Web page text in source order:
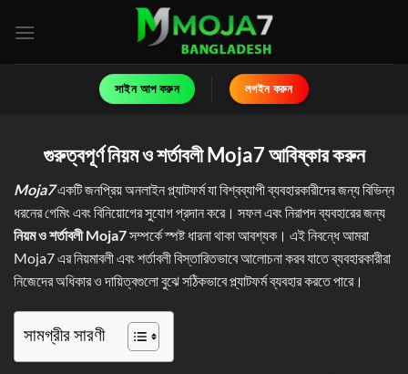
সাইন আপ করুন লগইন করুন
গুরুত্বপূর্ণ নিয়ম ও শর্তাবলী Moja7আবিষ্কার করুন
Moja7একটি জনপ্রিয় অনলাইন প্ল্যাটফর্ম যা বিশ্বব্যাপী ব্যবহারকারীদের জন্য বিভিন্ন
ধরনের গেমিং এবং বিনিয়োগের সুযোগ প্রদান করে। সফল এবং নিরাপদ ব্যবহারের জন্য
নিয়ম ও শর্তাবলী Moja7সম্পর্কে স্পষ্ট ধারনা থাকা আবশ্যক। এই নিবন্ধে আমরা
Moja7 এর নিয়মাবলী এবং শর্তাবলী বিস্তারিতভাবে আলোচনা করব যাতে ব্যবহারকারীরা
নিজেদের অধিকার ও দায়িত্বগুলো বুঝে সঠিকভাবে প্ল্যাটফর্ম ব্যবহার করতে পারে।
সামগ্রীর সারণী